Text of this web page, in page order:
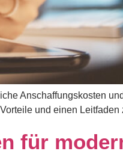
Anschaffungskosten
und einen
für